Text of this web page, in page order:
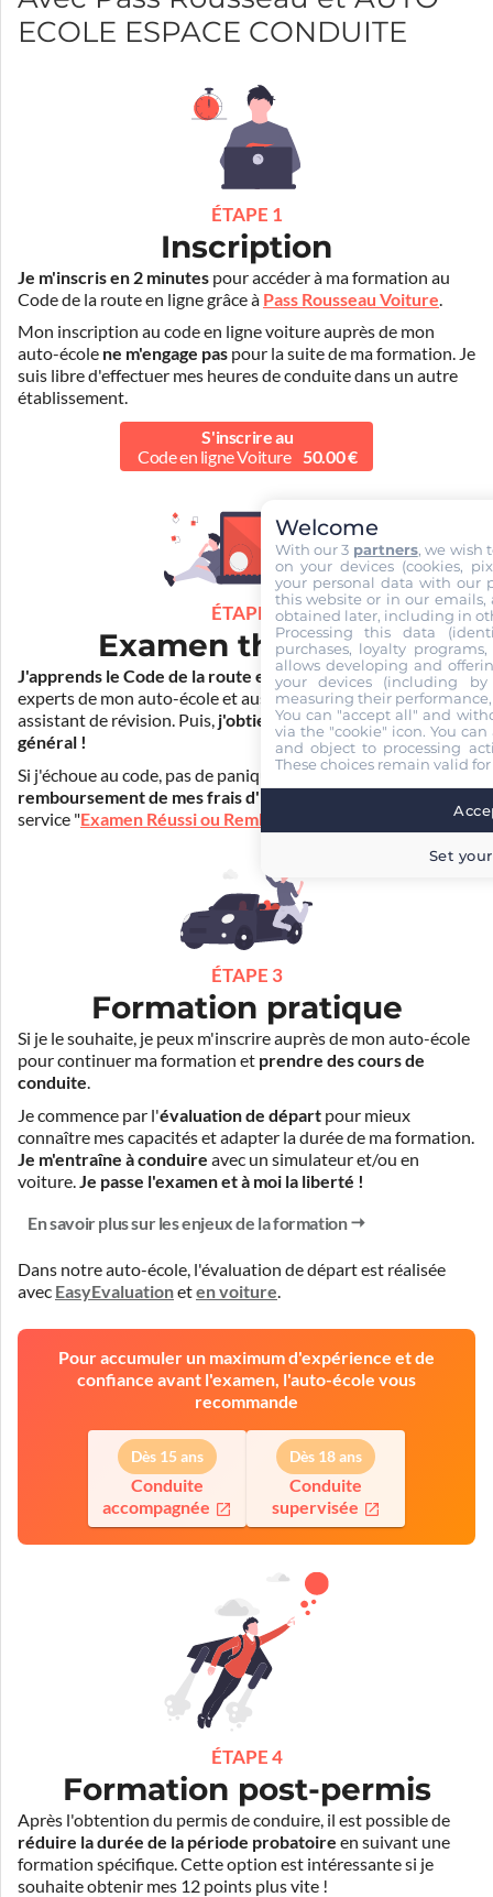
ECOLE ESPACE CONDUITE
ÉTAPE 1
Inscription
Je m'inscris en 2 minutes pour accéder à ma formation au
Code de la route en ligne grâce à Pass Rousseau Voiture.
Mon inscription au code en ligne voiture auprès de mon
auto-école ne m'engage pas pour la suite de ma formation. Je
suis libre d'effectuer mes heures de conduite dans un autre
établissement.
S'inscrire au
Code en ligne Voiture 50.00 €
ÉTAPE 2
Examen théorique
J'apprends le Code de la route en ligne. Je suis aidé par les
experts de mon auto-école et aussi par Mister Codes, mon
assistant de révision. Puis, j'obtiens l'examen théorique
général !
Si j'échoue au code, pas de panique ! Je peux bénéficier du
remboursement de mes frais d'inscription
service "Examen Réussi ou Remboursé
ÉTAPE 3
Formation pratique
Si je le souhaite, je peux m'inscrire auprès de mon auto-école
pour continuer ma formation et prendre des cours de
conduite.
Je commence par l'évaluation de départ pour mieux
connaître mes capacités et adapter la durée de ma formation.
Je m'entraîne à conduire avec un simulateur et/ou en
voiture.Je passe l'examen et à moi la liberté !
En savoir plus sur les enjeux de la formation
Dans notre auto-école, l'évaluation de départ est réalisée
avec EasyEvaluationeten voiture.
Pour accumuler un maximum d'expérience et de
confiance avant l'examen, l'auto-école vous
recommande
Dès 15 ans
Conduite
accompagnée
Dès 18 ans
Conduite
supervisée
ÉTAPE 4
Formation post-permis
Après l'obtention du permis de conduire, il est possible de
réduire la durée de la période probatoire en suivant une
formation spécifique. Cette option est intéressante si je
souhaite obtenir mes 12 points plus vite !
Welcome
With our 3 partners, we wish
on your devices (cookies,
your personal data with our
this website or in our emails,
obtained later, including in
Processing this data
purchases, loyalty
allows developing and
your devices (including
measuring their
You can "accept all" and
via the "cookie" icon. You
and object to processing
These choices remain valid
Set